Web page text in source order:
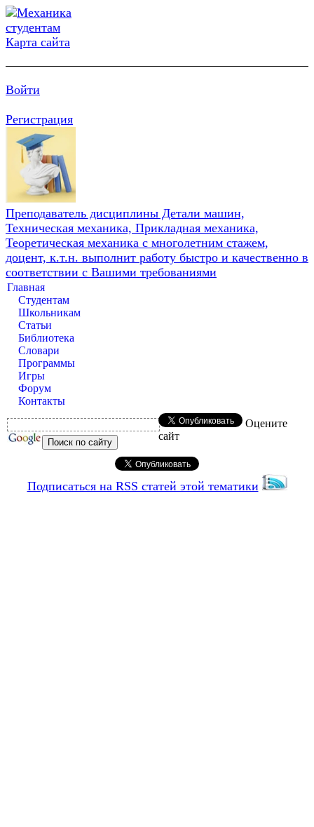
Карта сайта
Войти
Регистрация
Преподаватель дисциплины Детали машин,
Техническая механика, Прикладная механика,
Теоретическая механика с многолетним стажем,
доцент, к.т.н. выполнит работу быстро и качественно в
соответствии с Вашими требованиями
Главная
Студентам
Школьникам
Статьи
Библиотека
Словари
Программы
Игры
Форум
Контакты
Оцените
сайт
Подписаться на RSS статей этой тематики